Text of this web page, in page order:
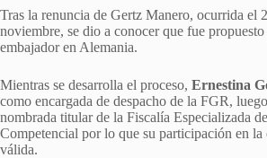
Tras la renuncia de Gertz Manero, ocurrida el
noviembre, se dio a conocer que fue
embajador en Alemania.
Mientras se desarrolla el proceso, Ernestina
como encargada de despacho de la FGR,
nombrada titular de la Fiscalía Especializada
Competencial por lo que su participación en la
válida.